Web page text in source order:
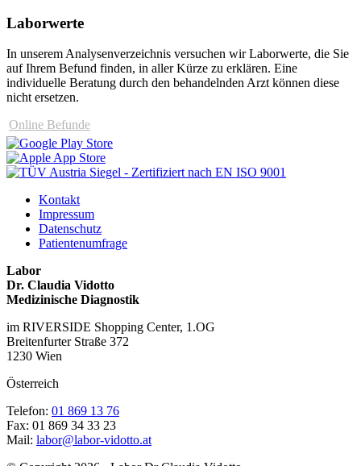
Laborwerte
In unserem Analysen­verzeichnis versuchen wir Laborwerte, die Sie
auf Ihrem Befund finden, in aller Kürze zu erklären. Eine
individuelle Beratung durch den behandelnden Arzt können diese
nicht ersetzen.
Online Befunde
Kontakt
Impressum
Datenschutz
Patientenumfrage
Labor
Dr. Claudia Vidotto
Medizinische Diagnostik
im RIVERSIDE Shopping Center, 1.OG
Breitenfurter Straße 372
1230 Wien
Österreich
Telefon: 01 869 13 76
Fax: 01 869 34 33 23
Mail: labor@labor-vidotto.at